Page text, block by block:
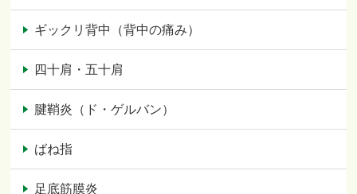
ギックリ背中（背中の痛み）
四十肩・五十肩
腱鞘炎（ド・ゲルバン）
ばね指
足底筋膜炎